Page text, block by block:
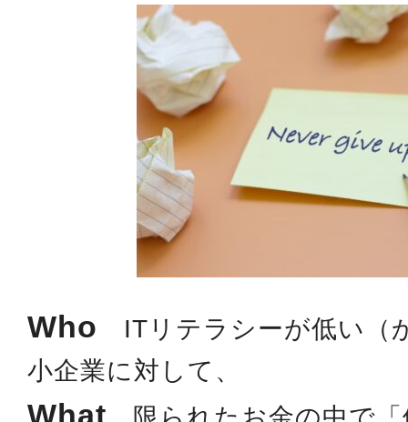
Who ITリテラシーが低い（
小企業に対して、
What